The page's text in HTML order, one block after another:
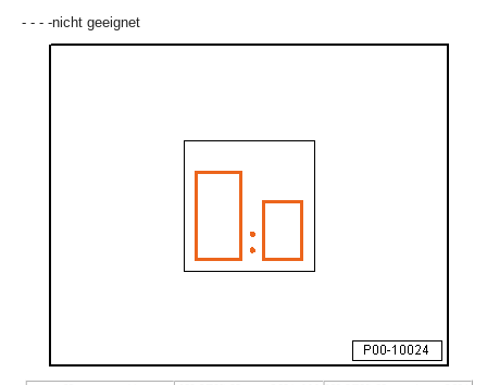
- - - -nicht geeignet